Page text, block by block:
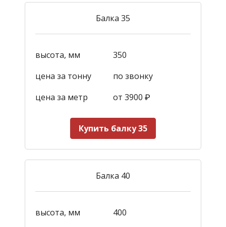
Балка 35
высота, мм
350
цена за тонну
по звонку
цена за метр
от 3900 ₽
Купить балку 35
Балка 40
высота, мм 400